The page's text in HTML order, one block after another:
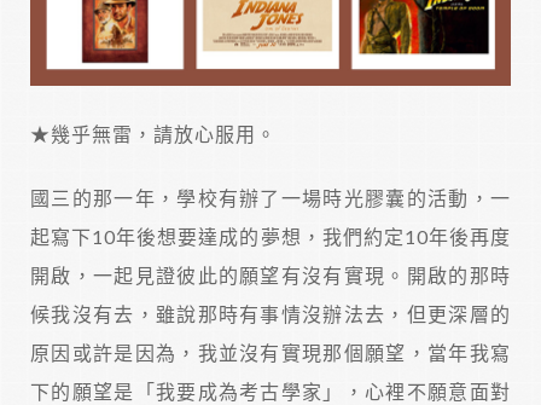
★幾乎無雷，請放心服用。
國三的那一年，學校有辦了一場時光膠囊的活動，一
起寫下10年後想要達成的夢想，我們約定10年後再度
開啟，一起見證彼此的願望有沒有實現。開啟的那時
候我沒有去，雖說那時有事情沒辦法去，但更深層的
原因或許是因為，我並沒有實現那個願望，當年我寫
下的願望是「我要成為考古學家」，心裡不願意面對